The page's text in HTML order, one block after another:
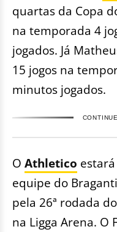
quartas da Copa
na temporada 4
jogados. Já
15 jogos na
minutos jogados.
O Athletico
equipe do
pela 26ª rodada
na Ligga Arena. O